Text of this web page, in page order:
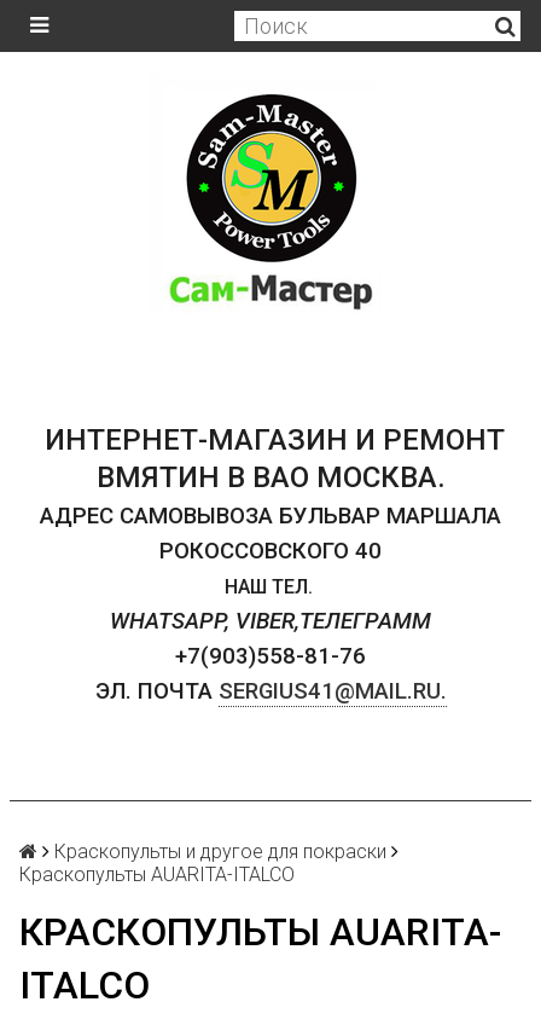
ИНТЕРНЕТ-МАГАЗИН И РЕМОНТ
ВМЯТИН В ВАО МОСКВА.
АДРЕС САМОВЫВОЗА БУЛЬВАР МАРШАЛА
РОКОССОВСКОГО 40
НАШ ТЕЛ.
WHATSAPP, VIBER,ТЕЛЕГРАММ
+7(903)558-81-76
ЭЛ. ПОЧТА SERGIUS41@MAIL.RU.
Краскопульты и другое для покраски
Краскопульты AUARITA-ITALCO
КРАСКОПУЛЬТЫ AUARITA-
ITALCO